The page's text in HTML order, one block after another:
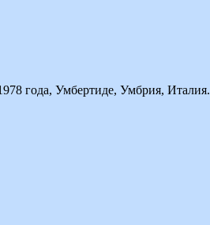
года, Умбертиде, Умбрия, Италия.